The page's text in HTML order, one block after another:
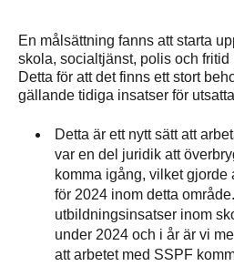
En målsättning fanns att starta
skola, socialtjänst, polis och
Detta för att det finns ett stort
gällande tidiga insatser för
Detta är ett nytt sätt att
var en del juridik att
komma igång, vilket gjorde
för 2024 inom detta
utbildningsinsatser inom
under 2024 och i år är vi
att arbetet med SSPF